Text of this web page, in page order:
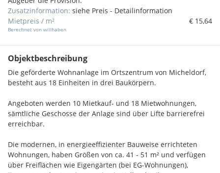
Zusatzinformation: siehe Preis - Detailinformation
Mietpreis / m²
Berechnet von willhaben
€ 15,64
Objektbeschreibung
Die geförderte Wohnanlage im Ortszentrum von Micheldorf,
besteht aus 18 Einheiten in drei Baukörpern.
Angeboten werden 10 Mietkauf- und 18 Mietwohnungen,
sämtliche Geschosse der Anlage sind über Lifte barrierefrei
erreichbar.
Die modernen, in energieeffizienter Bauweise errichteten
Wohnungen, haben Größen von ca. 41 - 51 m² und verfügen
über Freiflächen wie Eigengärten (bei EG-Wohnungen),